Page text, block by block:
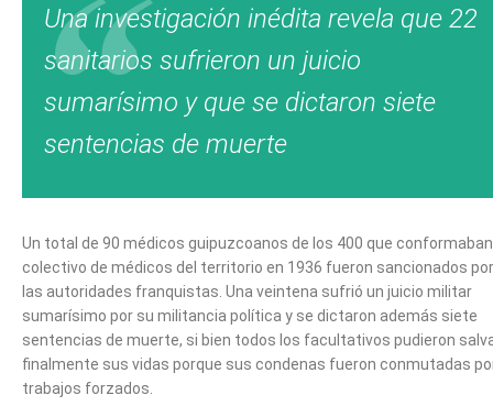
Una investigación inédita revela que 22
sanitarios sufrieron un juicio
sumarísimo y que se dictaron siete
sentencias de muerte
Un total de 90 médicos guipuzcoanos de los 400 que
colectivo de médicos del territorio en 1936 fueron sancionados por
las autoridades franquistas. Una veintena sufrió un juicio militar
sumarísimo por su militancia política y se dictaron además siete
sentencias de muerte, si bien todos los facultativos pudieron
finalmente sus vidas porque sus condenas fueron conmutadas
trabajos forzados.